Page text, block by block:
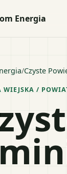
Energia
/Czyste
/